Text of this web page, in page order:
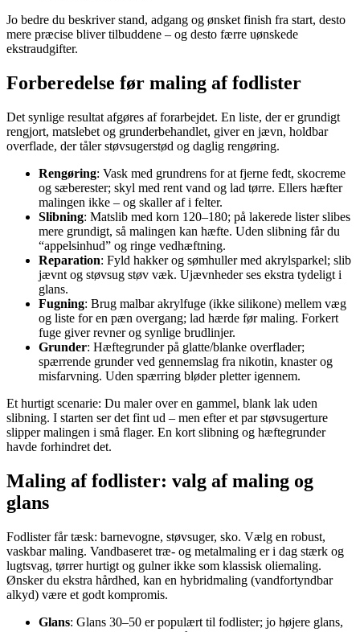
Jo bedre du beskriver stand, adgang og ønsket finish fra start, desto
mere præcise bliver tilbuddene – og desto færre uønskede
ekstraudgifter.
Forberedelse før maling af fodlister
Det synlige resultat afgøres af forarbejdet. En liste, der er grundigt
rengjort, matslebet og grunderbehandlet, giver en jævn, holdbar
overflade, der tåler støvsugerstød og daglig rengøring.
Rengøring: Vask med grundrens for at fjerne fedt, skocreme
og sæberester; skyl med rent vand og lad tørre. Ellers hæfter
malingen ikke – og skaller af i felter.
Slibning: Matslib med korn 120–180; på lakerede lister slibes
mere grundigt, så malingen kan hæfte. Uden slibning får du
“appelsinhud” og ringe vedhæftning.
Reparation: Fyld hakker og sømhuller med akrylsparkel; slib
jævnt og støvsug støv væk. Ujævnheder ses ekstra tydeligt i
glans.
Fugning: Brug malbar akrylfuge (ikke silikone) mellem væg
og liste for en pæn overgang; lad hærde før maling. Forkert
fuge giver revner og synlige brudlinjer.
Grunder: Hæftegrunder på glatte/blanke overflader;
spærrende grunder ved gennemslag fra nikotin, knaster og
misfarvning. Uden spærring bløder pletter igennem.
Et hurtigt scenarie: Du maler over en gammel, blank lak uden
slibning. I starten ser det fint ud – men efter et par støvsugerture
slipper malingen i små flager. En kort slibning og hæftegrunder
havde forhindret det.
Maling af fodlister: valg af maling og
glans
Fodlister får tæsk: barnevogne, støvsuger, sko. Vælg en robust,
vaskbar maling. Vandbaseret træ- og metalmaling er i dag stærk og
lugtsvag, tørrer hurtigt og gulner ikke som klassisk oliemaling.
Ønsker du ekstra hårdhed, kan en hybridmaling (vandfortyndbar
alkyd) være et godt kompromis.
Glans: Glans 30–50 er populært til fodlister; jo højere glans,